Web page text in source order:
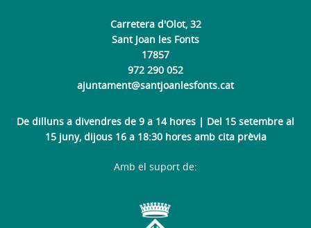
Carretera d'Olot, 32
Sant Joan les Fonts
17857
972 290 052
ajuntament@santjoanlesfonts.cat
De dilluns a divendres de 9 a 14 hores | Del 15 setembre al
15 juny, dijous 16 a 18:30 hores amb cita prèvia
Amb el suport de: